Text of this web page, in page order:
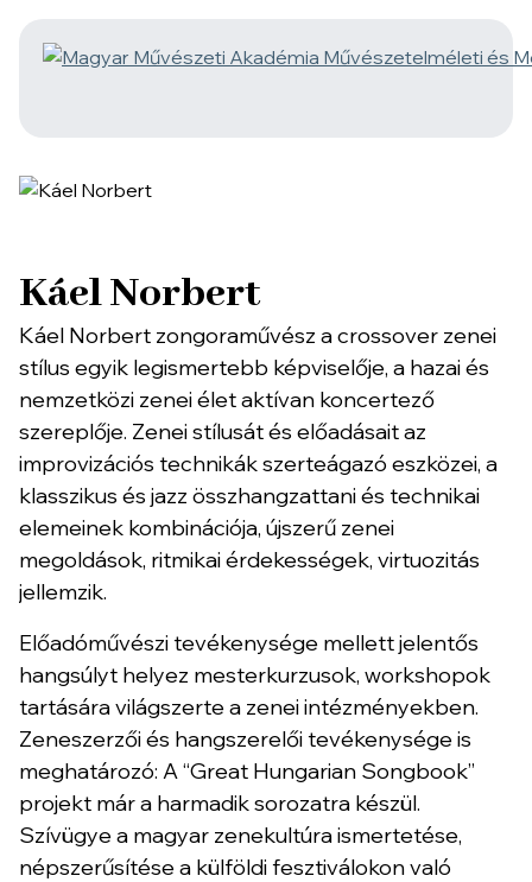
Káel Norbert
Káel Norbert zongoraművész a crossover zenei
stílus egyik legismertebb képviselője, a hazai és
nemzetközi zenei élet aktívan koncertező
szereplője. Zenei stílusát és előadásait az
improvizációs technikák szerteágazó eszközei, a
klasszikus és jazz összhangzattani és technikai
elemeinek kombinációja, újszerű zenei
megoldások, ritmikai érdekességek, virtuozitás
jellemzik.
Előadóművészi tevékenysége mellett jelentős
hangsúlyt helyez mesterkurzusok, workshopok
tartására világszerte a zenei intézményekben.
Zeneszerzői és hangszerelői tevékenysége is
meghatározó: A “Great Hungarian Songbook”
projekt már a harmadik sorozatra készül.
Szívügye a magyar zenekultúra ismertetése,
népszerűsítése a külföldi fesztiválokon való